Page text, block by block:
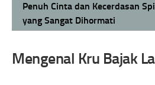
Penuh Cinta dan Kecerdasan
yang Sangat Dihormati
Mengenal Kru Bajak